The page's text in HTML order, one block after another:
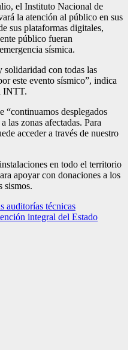
el Instituto Nacional de
la atención al público en sus
sus plataformas digitales,
público fueran
sísmica.
solidaridad con todas las
este evento sísmico”, indica
INTT.
“continuamos desplegados
las zonas afectadas. Para
acceder a través de nuestro
en todo el territorio
apoyar con donaciones a los
sismos.
auditorías técnicas
integral del Estado